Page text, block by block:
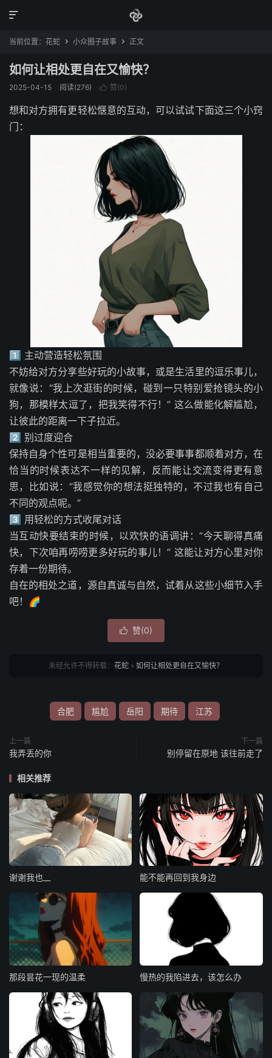

当前位置： 花蛇  小众圈子故事  正文
如何让相处更自在又愉快？
2025-04-15 阅读(276)  赞(0)
想和对方拥有更轻松惬意的互动，可以试试下面这三个小窍
门：
1️⃣ 主动营造轻松氛围
不妨给对方分享些好玩的小故事，或是生活里的逗乐事儿，
就像说：“我上次逛街的时候，碰到一只特别爱抢镜头的小
狗，那模样太逗了，把我笑得不行！” 这么做能化解尴尬，
让彼此的距离一下子拉近。
2️⃣ 别过度迎合
保持自身个性可是相当重要的，没必要事事都顺着对方，在
恰当的时候表达不一样的见解，反而能让交流变得更有意
思，比如说：“我感觉你的想法挺独特的，不过我也有自己
不同的观点呢。”
3️⃣ 用轻松的方式收尾对话
当互动快要结束的时候，以欢快的语调讲：“今天聊得真痛
快，下次咱再唠唠更多好玩的事儿！” 这能让对方心里对你
存着一份期待。
自在的相处之道，源自真诚与自然，试着从这些小细节入手
吧！🌈
 赞(0)
未经允许不得转载： 花蛇 » 如何让相处更自在又愉快？
合肥 尴尬 岳阳 期待 江苏
上一篇
我弄丢的你
下一篇
别停留在原地 该往前走了
相关推荐
谢谢我也__ 能不能再回到我身边
那段昙花一现的温柔 慢热的我陷进去，该怎么办